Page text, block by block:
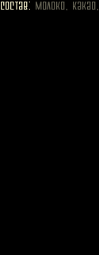
Состав: молоко,